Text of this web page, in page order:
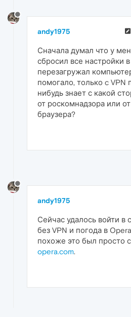
andy1975
Сначала думал что у
сбросил все настройки
перезагружал
помогало, только c VPN
нибудь знает с какой
от роскомнадзора или
браузера?
andy1975
Сейчас удалось войти в
без VPN и погода в
похоже это был просто
opera.com.